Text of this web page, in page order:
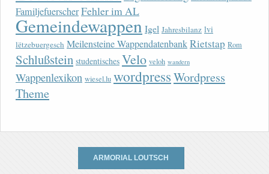
FamiljefuerscherFehler im AL
Gemeindewappen Igel Jahresbilanz lvi
lëtzebuergesch Meilensteine WappendatenbankRietstap Rom
Schlußstein studentisches Velo veloh wandern
Wappenlexikon wiesel.lu wordpressWordpress
Theme
ARMORIAL LOUTSCH